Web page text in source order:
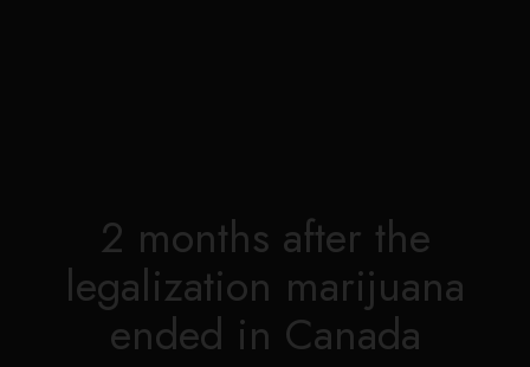
2 months after the
legalization marijuana
ended in Canada